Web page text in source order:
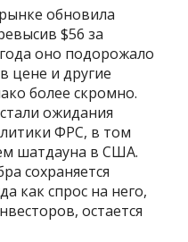
обновила
$56 за
оно подорожало
цене и другие
более скромно.
ожидания
ФРС, в том
шатдауна в США.
сохраняется
как спрос на него,
остается